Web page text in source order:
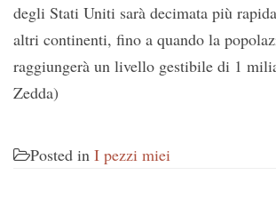
degli Stati Uniti sarà decimata più
altri continenti, fino a quando la
raggiungerà un livello gestibile di 1
Zedda)
Posted in I pezzi miei